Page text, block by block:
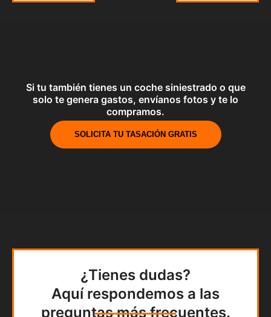
Si tu también tienes un coche siniestrado o que
solo te genera gastos, envíanos fotos y te lo
compramos.
SOLICITA TU TASACIÓN GRATIS
¿Tienes dudas?
Aquí respondemos a las
preguntas más frecuentes.